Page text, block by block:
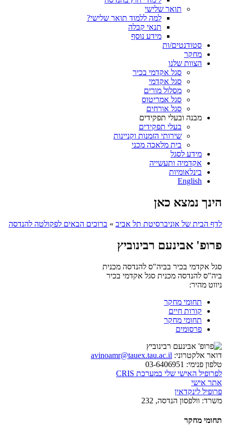
תואר שלישי
למה ללמוד תואר שלישי?
תנאי קבלה
מידע נוסף
סטודנטים/ות
מחקר
הצוות שלנו
סגל אקדמי בכיר
סגל אקדמי
מסלול מורים
סגל אמריטוס
סגל אורחים
מבנה ובעלי תפקידים
בעלי תפקידים
שירותי הזמנות וקניינות
בית מלאכה מכני
מידע לסגל
אקדמיה ותעשייה
בינלאומיות
English
הינך נמצא כאן
לדף הבית של אוניברסיטת תל אביב » ברוכים הבאים לפקולטה להנדסה
פרופ' אבינעם רבינוביץ
סגל אקדמי בכיר בביה"ס להנדסה מכנית
ביה"ס להנדסה מכנית סגל אקדמי בכיר
ניווט מהיר:
תחומי מחקר
קורות חיים
תחומי מחקר
פרסומים
דואר אלקטרוני: avinoamr@tauex.tau.ac.il
טלפון פנימי:
לפרופיל האישי שלי במערכת CRIS
אתר אישי
פרופיל לינקדאין
משרד: וולפסון הנדסה, 232
תחומי מחקר